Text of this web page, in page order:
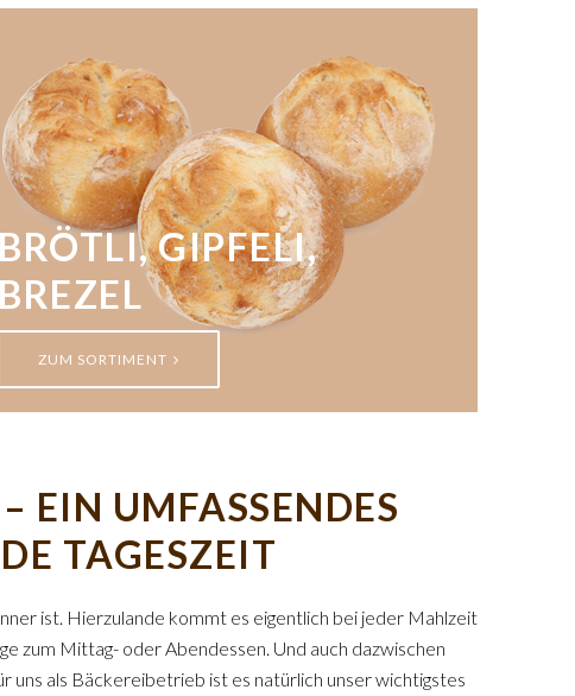
BRÖTLI, GIPFELI,
BREZEL
ZUM SORTIMENT
EIN UMFASSENDES
TAGESZEIT
ist. Hierzulande kommt es eigentlich bei jeder Mahlzeit
zum Mittag- oder Abendessen. Und auch dazwischen
als Bäckereibetrieb ist es natürlich unser wichtigstes